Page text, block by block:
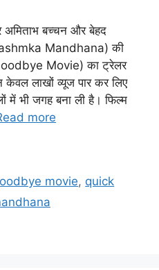
अमिताभ बच्चन और बेहद
Mandhana) की
Movie) का ट्रेलर
केवल लाखों व्यूज पार कर लिए
में भी जगह बना ली है। फिल्म
more
movie, quick